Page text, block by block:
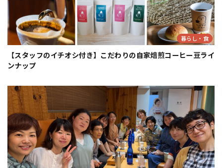
暮らし・食
【スタッフのイチオシ付き】こだわりの自家焙煎コーヒー豆ライ
ンナップ